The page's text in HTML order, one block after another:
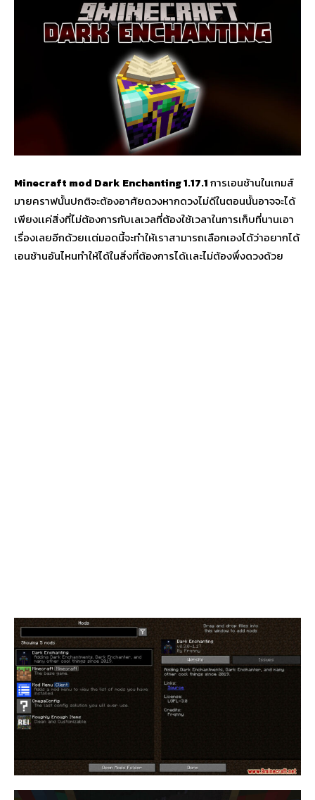
Minecraft mod Dark Enchanting 1.17.1การเอนช้านในเกมส์
มายคราฟนั้นปกติจะต้องอาศัยดวงหากดวงไม่ดีในตอนนั้นอาจจะได้
เพียงเเค่สิ่งที่ไม่ต้องการกับเลเวลที่ต้องใช้เวลาในการเก็บที่นานเอา
เรื่องเลยอีกด้วยเเต่มอดนี้จะทำให้เราสามารถเลือกเองได้ว่าอยากได้
เอนช้านอันไหนทำให้ได้ในสิ่งที่ต้องการได้เเละไม่ต้องพึ่งดวงด้วย